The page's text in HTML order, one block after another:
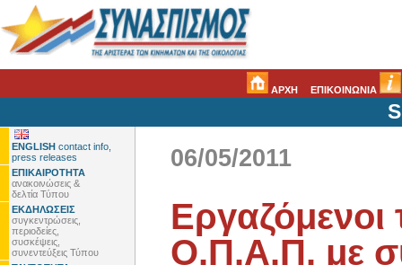
ΑΡΧΗ ΕΠΙΚΟΙΝΩΝΙΑ
ENGLISH contact info,
press releases
ΕΠΙΚΑΙΡΟΤΗΤΑ
ανακοινώσεις &
δελτία Τύπου
ΕΚΔΗΛΩΣΕΙΣ
συγκεντρώσεις,
περιοδείες,
συσκέψεις,
συνεντεύξεις Τύπου
06/05/2011
Εργαζόμενοι
Ο.Π.Α.Π. με